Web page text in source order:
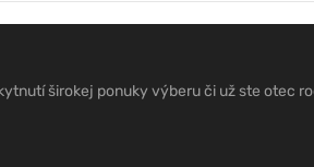
širokej ponuky výberu či už ste otec